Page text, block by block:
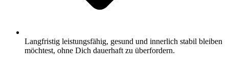
Langfristig leistungsfähig, gesund und innerlich stabil bleiben
möchtest, ohne Dich dauerhaft zu überfordern.